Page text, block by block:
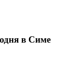
в Симе